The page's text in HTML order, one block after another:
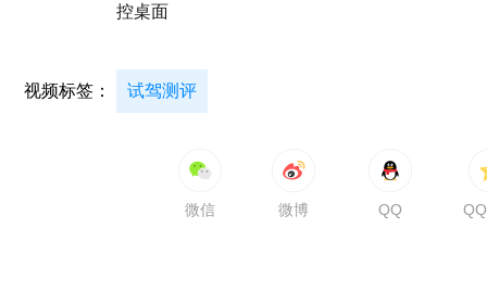
控桌面
视频标签： 试驾测评
微信 微博 QQ